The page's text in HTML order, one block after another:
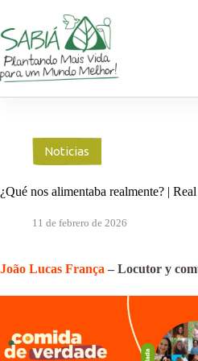
contenido
Noticias
¿Qué nos alimentaba realmente? |
11 de febrero de 2026
João Lucas França – Locutor y